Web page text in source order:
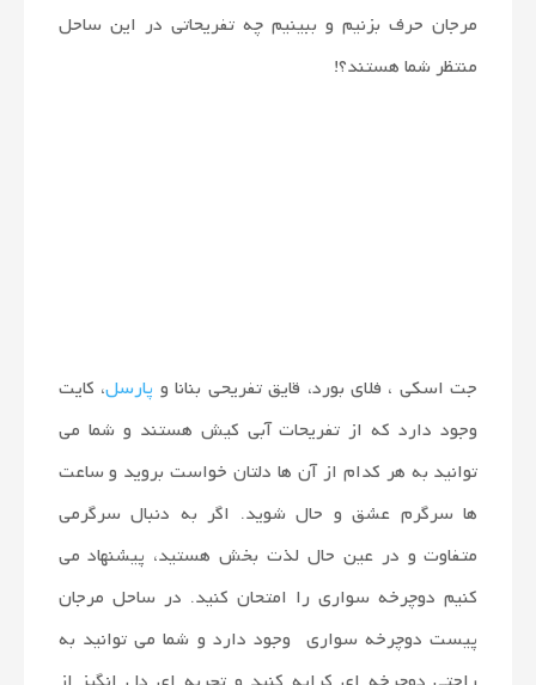
مرجان حرف بزنیم و ببینیم چه تفریحاتی در این ساحل
منتظر شما هستند؟!
جت اسکی ، فلای بورد، قایق تفریحی بنانا و پارسل، کایت
وجود دارد که از تفریحات آبی کیش هستند و شما می
توانید به هر کدام از آن ها دلتان خواست بروید و ساعت
ها سرگرم عشق و حال شوید. اگر به دنبال سرگرمی
متفاوت و در عین حال لذت بخش هستید، پیشنهاد می
کنیم دوچرخه سواری را امتحان کنید. در ساحل مرجان
پیست دوچرخه سواری وجود دارد و شما می توانید به